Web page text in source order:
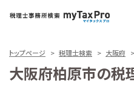
トップページ 税理士検索 大阪府
大阪府柏原市の税